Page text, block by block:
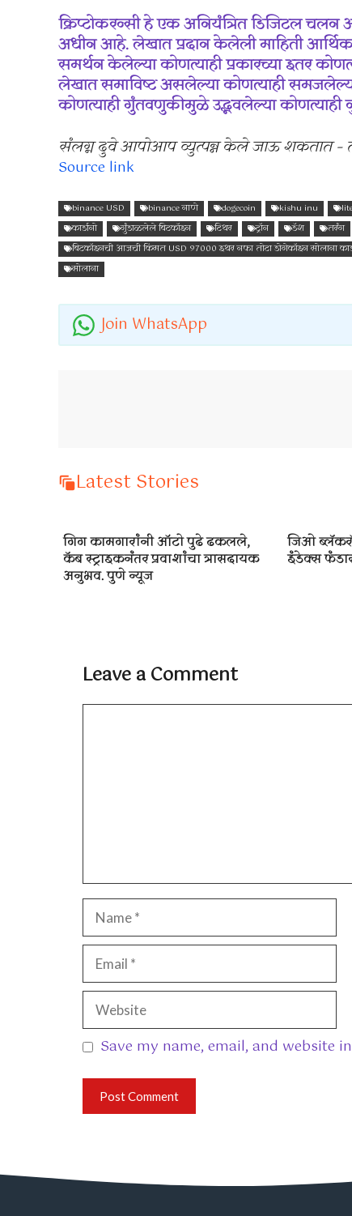
क्रिप्टोकरन्सी हे एक अनियंत्रित डिजिटल चलन
अधीन आहे. लेखात प्रदान केलेली माहिती
समर्थन केलेल्या कोणत्याही प्रकारच्या इतर
लेखात समाविष्ट असलेल्या कोणत्याही
कोणत्याही गुंतवणुकीमुळे उद्भवलेल्या कोणत्याही
संलग्न दुवे आपोआप व्युत्पन्न केले जाऊ शकतात –
Source link
binance USD binance नाणे dogecoin kishu inu
कार्डानो
गुंडाळलेले बिटकॉइन टिथर ट्रॉन डॅश तरंग
बिटकॉइनची आजची किंमत USD 97000 इथर नफा तोटा डोगेकॉइन सोलाना
सोलाना
Join WhatsApp
Latest Stories
गिग कामगारांनी ऑटो पुढे ढकलले,
कॅब स्ट्राइकनंतर प्रवाशांचा त्रासदायक
अनुभव. पुणे न्यूज
जिओ
इंडेक्स
Leave a Comment
Name
Email
Website
Save my name, email, and website